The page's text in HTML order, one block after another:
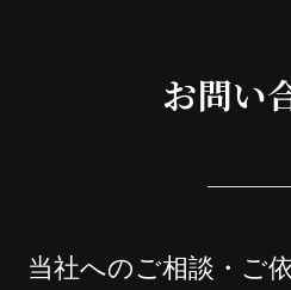
お問い
当社へのご相談・ご